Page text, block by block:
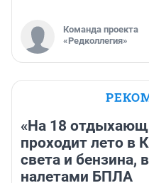
Команда проекта
«Редколлегия»
«На 18
проходит лето в
света и бензина,
налетами БПЛА